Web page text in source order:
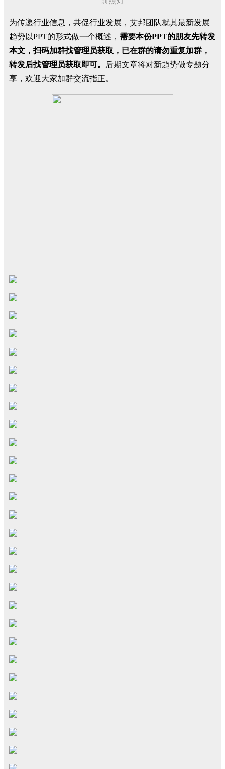
为传递行业信息，共促行业发展，艾邦团队就其最新发展
趋势以PPT的形式做一个概述， 需要本份PPT的朋友先转发
本文，扫码加群找管理员获取，已在群的请勿重复加群，
转发后找管理员获取即可。
后期文章将对新趋势做专题分
享，欢迎大家加群交流指正。